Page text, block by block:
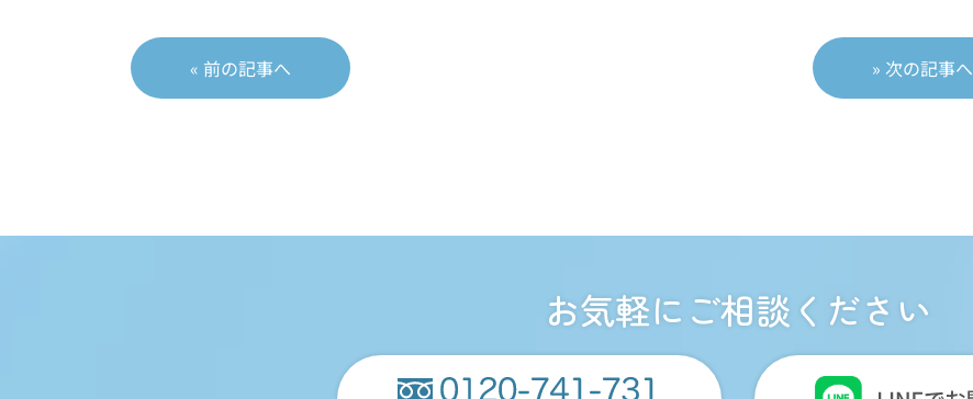
投
稿
« 前の記事へ » 次の記事へ
お気軽にご相談ください